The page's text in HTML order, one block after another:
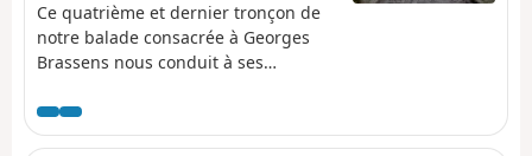
Ce quatrième et dernier tronçon de
notre balade consacrée à Georges
Brassens nous conduit à ses
dont la fameuse Impasse Florimont.
On parcourt quelques passages